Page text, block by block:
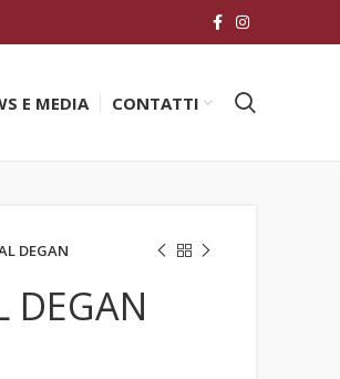
E MEDIA CONTATTI
DEGAN
DEGAN